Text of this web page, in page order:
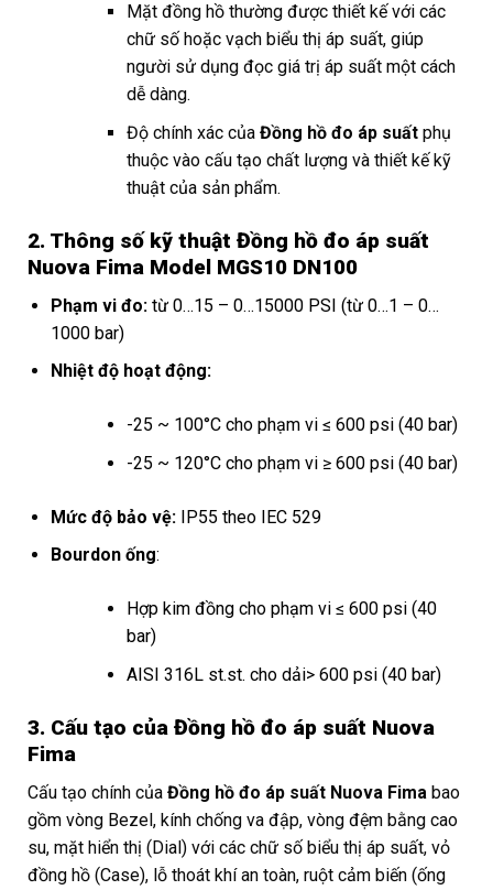
Mặt đồng hồ thường được thiết kế với các
chữ số hoặc vạch biểu thị áp suất, giúp
người sử dụng đọc giá trị áp suất một cách
dễ dàng.
Độ chính xác của Đồng hồ đo áp suất phụ
thuộc vào cấu tạo chất lượng và thiết kế kỹ
thuật của sản phẩm.
2. Thông số kỹ thuật Đồng hồ đo áp suất
Nuova Fima Model MGS10 DN100
Phạm vi đo:từ 0…15 – 0…15000 PSI (từ 0…1 – 0…
1000 bar)
Nhiệt độ hoạt động:
-25 ~ 100°C cho phạm vi ≤ 600 psi (40 bar)
-25 ~ 120°C cho phạm vi ≥ 600 psi (40 bar)
Mức độ bảo vệ:IP55 theo IEC 529
Bourdon ống:
Hợp kim đồng cho phạm vi ≤ 600 psi (40
bar)
AISI 316L st.st. cho dải> 600 psi (40 bar)
3. Cấu tạo của Đồng hồ đo áp suất Nuova
Fima
Cấu tạo chính của Đồng hồ đo áp suất Nuova Fima bao
gồm vòng Bezel, kính chống va đập, vòng đệm bằng cao
su, mặt hiển thị (Dial) với các chữ số biểu thị áp suất, vỏ
đồng hồ (Case), lỗ thoát khí an toàn, ruột cảm biến (ống